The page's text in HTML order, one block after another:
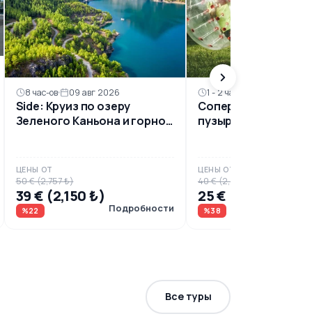
8 час-ов 09 авг 2026
Side: Круиз по озеру
Зеленого Каньона и горное
ЦЕНЫ ОТ
50 € (2,757 ₺)
39 € (2,150 ₺)
%22 Подробности
1 - 2 час
Соперничество в
пузырьковом
ЦЕНЫ ОТ
40 € (2,205 ₺)
25 € (1,378 ₺)
%38
Все туры